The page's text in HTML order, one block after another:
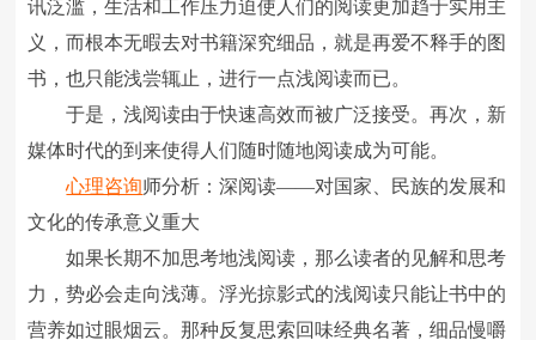
讯泛滥，生活和工作压力迫使人们的阅读更加趋于实用主
义，而根本无暇去对书籍深究细品，就是再爱不释手的图
书，也只能浅尝辄止，进行一点浅阅读而已。
于是，浅阅读由于快速高效而被广泛接受。再次，新
媒体时代的到来使得人们随时随地阅读成为可能。
心理咨询师分析：深阅读――对国家、民族的发展和
文化的传承意义重大
如果长期不加思考地浅阅读，那么读者的见解和思考
力，势必会走向浅薄。浮光掠影式的浅阅读只能让书中的
营养如过眼烟云。那种反复思索回味经典名著，细品慢嚼